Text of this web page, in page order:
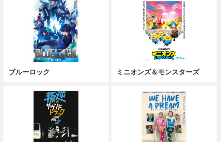
ブルーロック ミニオンズ＆モンスターズ